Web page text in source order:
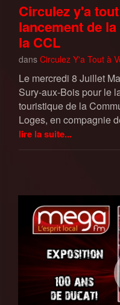
Circulez y'a
lancement de
la CCL
dans Circulez Y'a Tout à
Le mercredi 8 Juillet
Sury-aux-Bois pour le
touristique de la
Loges, en compagnie
lire la suite...